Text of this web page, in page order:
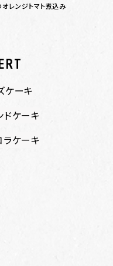
オレンジトマト煮込み
ケーキ
ドケーキ
ラケーキ